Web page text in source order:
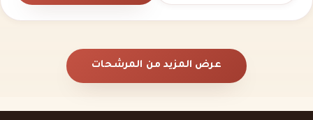
عرض المزيد من المرشحات